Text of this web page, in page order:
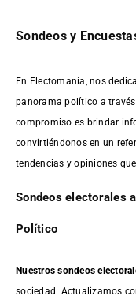
Sondeos y
En Electomanía, nos
panorama político a
compromiso es brindar
convirtiéndonos en un
tendencias y opiniones
Sondeos electorales
Político
Nuestros sondeos
sociedad. Actualizamos